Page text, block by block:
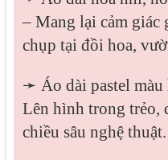
– Mang lại cảm giác
chụp tại đồi hoa,
➛ Áo dài pastel
Lên hình trong trẻo,
chiều sâu nghệ thuật.